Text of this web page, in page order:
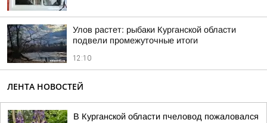
Улов растет: рыбаки Курганской области
подвели промежуточные итоги
12:10
ЛЕНТА НОВОСТЕЙ
В Курганской области пчеловод пожаловался